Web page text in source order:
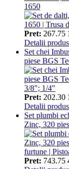
1650
Pret: 267.75
Detalii produs
Set chei
piese BGS
Pret: 202.30
Detalii produs
Set plumbi
Zinc, 320
Pret: 743.75